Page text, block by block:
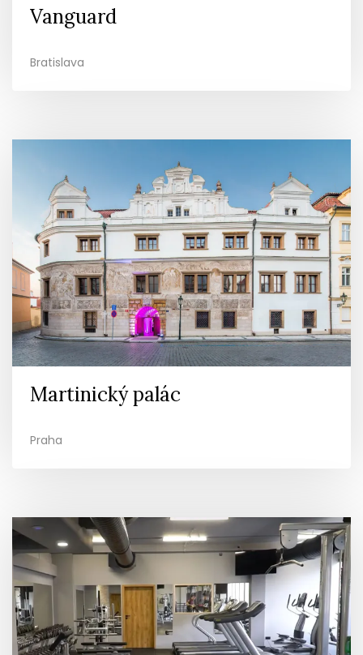
Vanguard
Bratislava
Martinický palác
Praha